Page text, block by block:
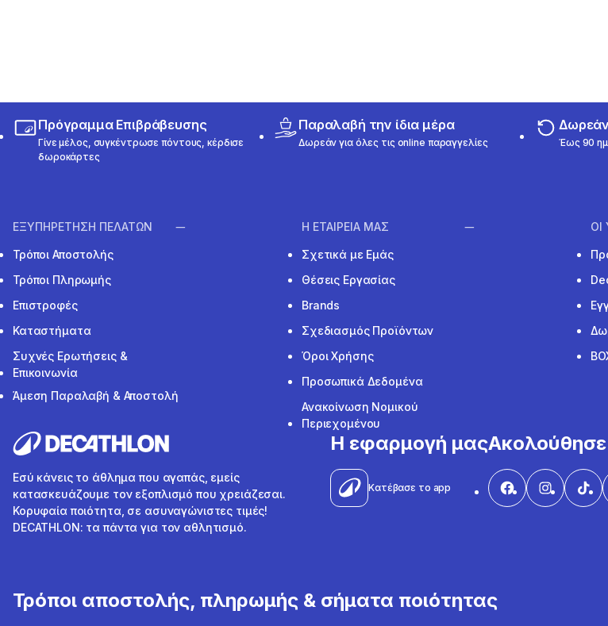
Πρόγραμμα Επιβράβευσης
Γίνε μέλος, συγκέντρωσε πόντους, κέρδισε
δωροκάρτες
Παραλαβή την ίδια μέρα
Δωρεάν για όλες τις online παραγγελίες
Δωρεάν
Έως 90
ΕΞΥΠΗΡΕΤΗΣΗ ΠΕΛΑΤΩΝ
Τρόποι Αποστολής
Τρόποι Πληρωμής
Επιστροφές
Καταστήματα
Συχνές Ερωτήσεις &
Επικοινωνία
Άμεση Παραλαβή & Αποστολή
Η ΕΤΑΙΡΕΙΑ ΜΑΣ
Σχετικά με Εμάς
Θέσεις Εργασίας
Brands
Σχεδιασμός Προϊόντων
Όροι Χρήσης
Προσωπικά Δεδομένα
Ανακοίνωση Νομικού
Περιεχομένου
ΟΙ
Εσύ κάνεις το άθλημα που αγαπάς, εμείς
κατασκευάζουμε τον εξοπλισμό που χρειάζεσαι.
Κορυφαία ποιότητα, σε ασυναγώνιστες τιμές!
DECATHLON: τα πάντα για τον αθλητισμό.
Η εφαρμογή μας
Κατέβασε το app
Τρόποι αποστολής, πληρωμής & σήματα ποιότητας